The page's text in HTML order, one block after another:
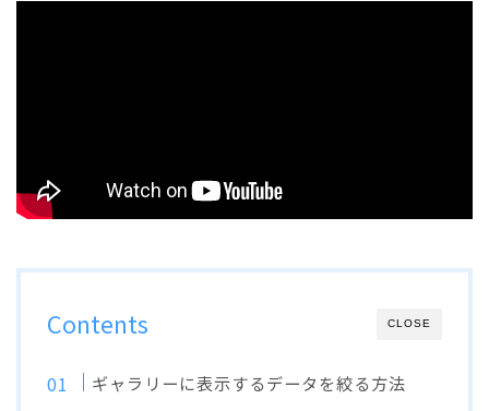
CLOSE
Contents
ギャラリーに表示するデータを絞る方法